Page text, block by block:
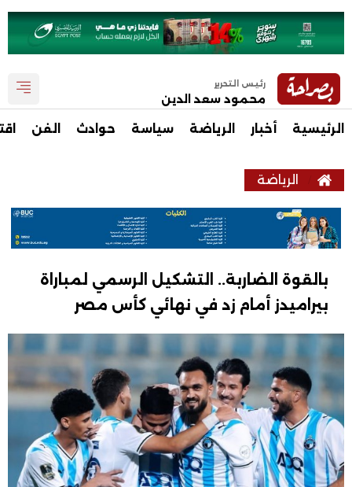
رئيس التحرير
محمود سعد الدين
الرئيسية أخبار الرياضة سياسة حوادث الفن
الرياضة
بالقوة الضاربة.. التشكيل الرسمي لمباراة
بيراميدز أمام زد في نهائي كأس مصر